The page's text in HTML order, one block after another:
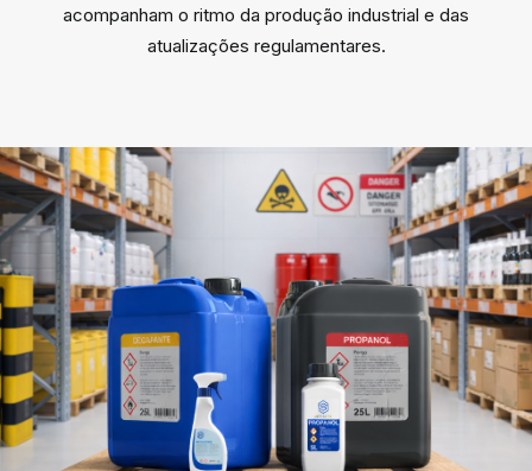
acompanham o ritmo da produção industrial e das
atualizações regulamentares.